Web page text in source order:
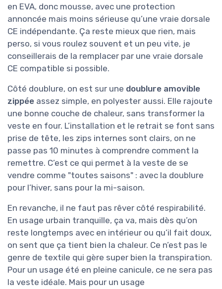
en EVA, donc mousse, avec une protection
annoncée mais moins sérieuse qu’une vraie dorsale
CE indépendante. Ça reste mieux que rien, mais
perso, si vous roulez souvent et un peu vite, je
conseillerais de la remplacer par une vraie dorsale
CE compatible si possible.
Côté doublure, on est sur une doublure amovible
zippée assez simple, en polyester aussi. Elle rajoute
une bonne couche de chaleur, sans transformer la
veste en four. L’installation et le retrait se font sans
prise de tête, les zips internes sont clairs, on ne
passe pas 10 minutes à comprendre comment la
remettre. C’est ce qui permet à la veste de se
vendre comme "toutes saisons" : avec la doublure
pour l’hiver, sans pour la mi-saison.
En revanche, il ne faut pas rêver côté respirabilité.
En usage urbain tranquille, ça va, mais dès qu’on
reste longtemps avec en intérieur ou qu’il fait doux,
on sent que ça tient bien la chaleur. Ce n’est pas le
genre de textile qui gère super bien la transpiration.
Pour un usage été en pleine canicule, ce ne sera pas
la veste idéale. Mais pour un usage